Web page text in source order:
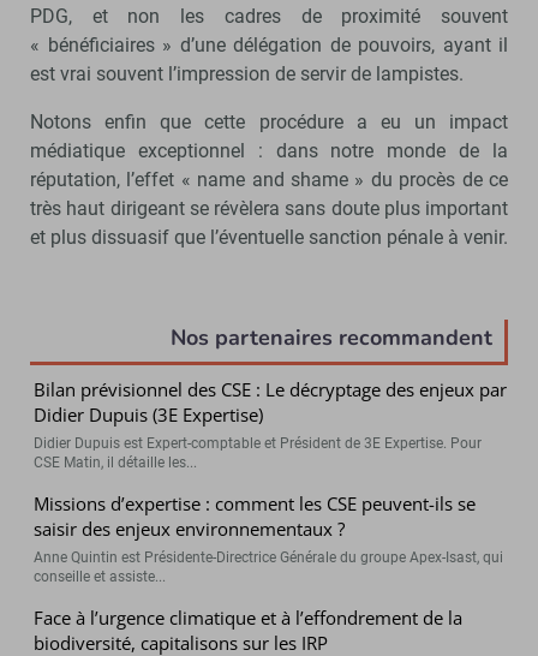
PDG, et non les cadres de proximité souvent
« bénéficiaires » d’une délégation de pouvoirs, ayant il
est vrai souvent l’impression de servir de lampistes.
Notons enfin que cette procédure a eu un impact
médiatique exceptionnel : dans notre monde de la
réputation, l’effet « name and shame » du procès de ce
très haut dirigeant se révèlera sans doute plus important
et plus dissuasif que l’éventuelle sanction pénale à venir.
Nos partenaires recommandent
Bilan prévisionnel des CSE : Le décryptage des enjeux par
Didier Dupuis (3E Expertise)
Didier Dupuis est Expert-comptable et Président de 3E Expertise. Pour
CSE Matin, il détaille les...
Missions d’expertise : comment les CSE peuvent-ils se
saisir des enjeux environnementaux ?
Anne Quintin est Présidente-Directrice Générale du groupe Apex-Isast, qui
conseille et assiste...
Face à l’urgence climatique et à l’effondrement de la
biodiversité, capitalisons sur les IRP